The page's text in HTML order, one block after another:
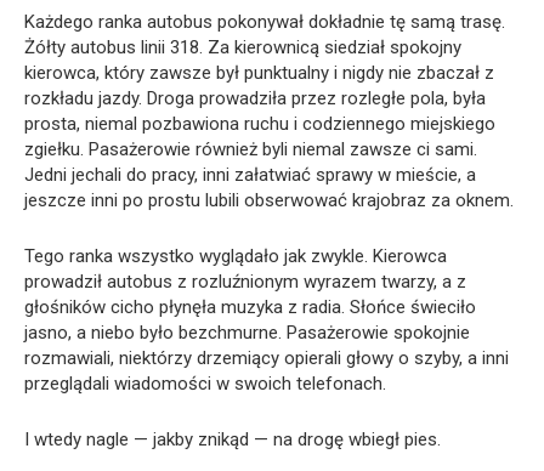
Każdego ranka autobus pokonywał dokładnie tę samą trasę.
Żółty autobus linii 318. Za kierownicą siedział spokojny
kierowca, który zawsze był punktualny i nigdy nie zbaczał z
rozkładu jazdy. Droga prowadziła przez rozległe pola, była
prosta, niemal pozbawiona ruchu i codziennego miejskiego
zgiełku. Pasażerowie również byli niemal zawsze ci sami.
Jedni jechali do pracy, inni załatwiać sprawy w mieście, a
jeszcze inni po prostu lubili obserwować krajobraz za oknem.
Tego ranka wszystko wyglądało jak zwykle. Kierowca
prowadził autobus z rozluźnionym wyrazem twarzy, a z
głośników cicho płynęła muzyka z radia. Słońce świeciło
jasno, a niebo było bezchmurne. Pasażerowie spokojnie
rozmawiali, niektórzy drzemiący opierali głowy o szyby, a inni
przeglądali wiadomości w swoich telefonach.
I wtedy nagle — jakby znikąd — na drogę wbiegł pies.